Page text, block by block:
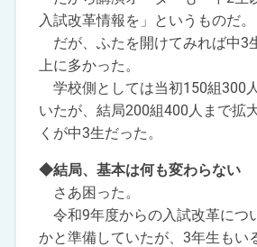
入試改革情報を」というものだ。
だが、ふたを開けてみれば中3
上に多かった。
学校側としては当初150組300
いたが、結局200組400人まで拡
くが中3生だった。
◆結局、基本は何も変わらない
さあ困った。
令和9年度からの入試改革につ
かと準備していたが、3年生もい